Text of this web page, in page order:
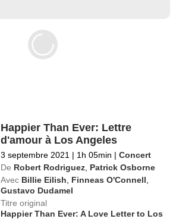
Happier Than Ever: Lettre
d'amour à Los Angeles
3 septembre 2021 | 1h 05min | Concert
De Robert Rodriguez Patrick Osborne
Avec Billie Eilish Finneas O'Connell
Gustavo Dudamel
Titre original
Happier Than Ever: A Love Letter to Los